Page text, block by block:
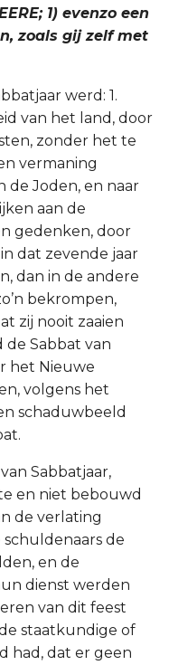
1) evenzo een
zoals gij zelf met
werd: 1.
van het land, door
zonder het te
vermaning
de Joden, en naar
aan de
gedenken, door
dat zevende jaar
dan in de andere
bekrompen,
zij nooit zaaien
de Sabbat van
het Nieuwe
volgens het
schaduwbeeld
Sabbatjaar,
en niet bebouwd
de verlating
de
en de
dienst werden
van dit feest
staatkundige of
had, dat er geen